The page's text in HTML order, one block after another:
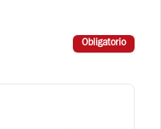
Obligatorio